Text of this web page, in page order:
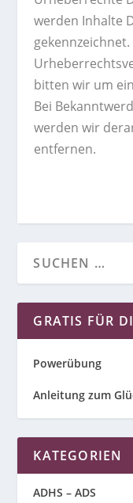
werden Inhalte
bitten wir um
Bei
werden wir
entfernen.
GRATIS FÜR
Powerübung
Anleitung zum
KATEGORIEN
ADHS – ADS